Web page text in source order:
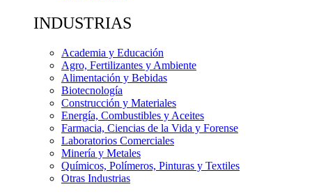
INDUSTRIAS
Academia y Educación
Agro, Fertilizantes y Ambiente
Alimentación y Bebidas
Biotecnología
Construcción y Materiales
Energía, Combustibles y Aceites
Farmacia, Ciencias de la Vida y Forense
Laboratorios Comerciales
Minería y Metales
Químicos, Polímeros, Pinturas y Textiles
Otras Industrias